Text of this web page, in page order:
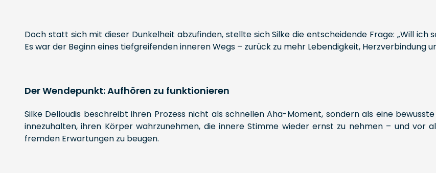
Doch statt sich mit dieser Dunkelheit abzufinden, stellte sich Silke die entscheidende Frage: „Will ich
Es war der Beginn eines tiefgreifenden inneren Wegs – zurück zu mehr Lebendigkeit, Herzverbindung
Der Wendepunkt: Aufhören zu funktionieren
Silke Delloudis beschreibt ihren Prozess nicht als schnellen Aha-Moment, sondern als eine
innezuhalten, ihren Körper wahrzunehmen, die innere Stimme wieder ernst zu nehmen – und vor
fremden Erwartungen zu beugen.